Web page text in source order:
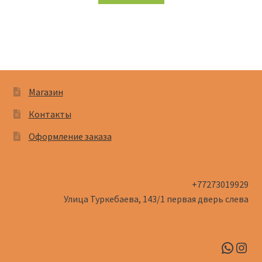
Магазин
Контакты
Оформление заказа
+77273019929
Улица Туркебаева, 143/1​ первая дверь слева